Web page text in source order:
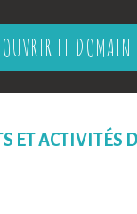
LE DOMAINE
ET ACTIVITÉS